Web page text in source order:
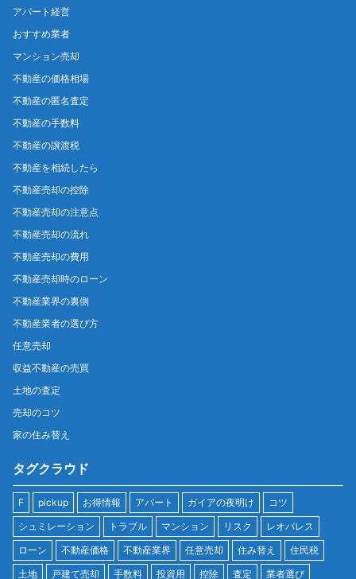
アパート経営
おすすめ業者
マンション売却
不動産の価格相場
不動産の匿名査定
不動産の手数料
不動産の譲渡税
不動産を相続したら
不動産売却の控除
不動産売却の注意点
不動産売却の流れ
不動産売却の費用
不動産売却時のローン
不動産業界の裏側
不動産業者の選び方
任意売却
収益不動産の売買
土地の査定
売却のコツ
家の住み替え
タグクラウド
F pickup お得情報 アパート ガイアの夜明け
コツ
シュミレーション
トラブル マンション リスク
レオパレス
ローン
不動産価格 不動産業界 任意売却 住み替え
住民税
土地
戸建て売却 手数料 投資用 控除 査定 業者選び